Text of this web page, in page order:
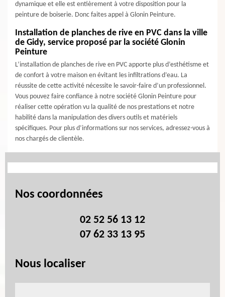
dynamique et elle est entièrement à votre disposition pour la
peinture de boiserie. Donc faites appel à Glonin Peinture.
Installation de planches de rive en PVC dans la ville
de Gidy, service proposé par la société Glonin
Peinture
L’installation de planches de rive en PVC apporte plus d’esthétisme et
de confort à votre maison en évitant les infiltrations d’eau. La
réussite de cette activité nécessite le savoir-faire d’un professionnel.
Vous pouvez faire confiance à notre société Glonin Peinture pour
réaliser cette opération vu la qualité de nos prestations et notre
habilité dans la manipulation des divers outils et matériels
spécifiques. Pour plus d’informations sur nos services, adressez-vous à
nos chargés de clientèle.
Nos coordonnées
02 52 56 13 12
07 62 33 13 95
Nous localiser